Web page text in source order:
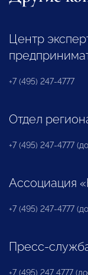
Центр
+7 (495) 247-4777
Отдел
+7 (495) 247-4777
Ассоциация
+7 (495) 247-4777
Пресс-
+7 (495) 247 4777